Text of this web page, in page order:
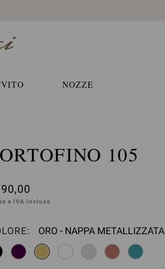
NOZZE
105
e IVA incluse
Seleziona
ORO - NAPPA METALLIZZATA